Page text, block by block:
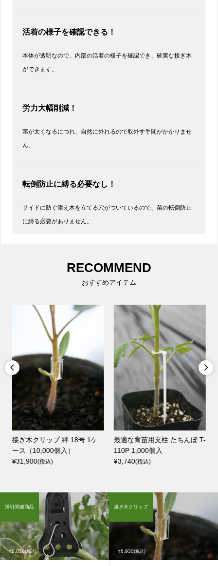
活着の様子を確認できる！
本体が透明なので、内部の活着の様子を確認でき、確実な接ぎ木
ができます。
労力大幅削減！
茎が太くなるにつれ、自然に外れるので取外す手間がかかりませ
ん。
転倒防止に縛る必要なし！
サイドに防ぐ添え木を立てる穴がついているので、苗の転倒防止
に縛る必要がありません。
RECOMMEND
おすすめアイテム

接ぎ木クリップ 絆 18号 1ケ
ース（10,000個入）
¥31,900(税込)
最適な育苗用支柱 たちんぼ T-
110P 1,000個入
¥3,740(税込)

¥8,030(税込)
誘引関連商品
¥6,930(税込)
接ぎ木クリップ